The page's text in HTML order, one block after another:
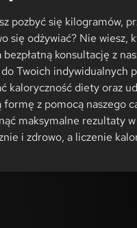
pozbyć się kilogramów,
się odżywiać? Nie wiesz,
bezpłatną konsultację z
Twoich indywidualnych
kaloryczność diety oraz
formę z pomocą naszego
maksymalne rezultaty
i zdrowo, a liczenie